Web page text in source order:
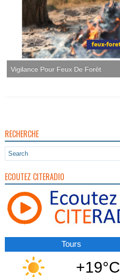
Vigilance Pour Feux De Forêt
RECHERCHE
ECOUTEZ CITERADIO
Tours
+19°C